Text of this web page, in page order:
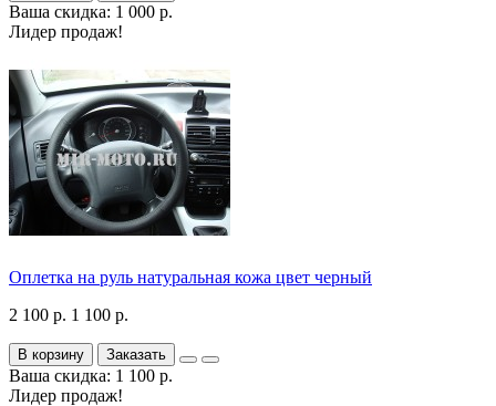
Ваша скидка: 1 000 р.
Лидер продаж!
Оплетка на руль натуральная кожа цвет черный
2 100 р. 1 100 р.
В корзину Заказать
Ваша скидка: 1 100 р.
Лидер продаж!